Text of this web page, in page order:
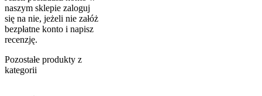
naszym sklepie zaloguj
się na nie, jeżeli nie załóż
bezpłatne konto i napisz
recenzję.
Pozostałe produkty z
kategorii